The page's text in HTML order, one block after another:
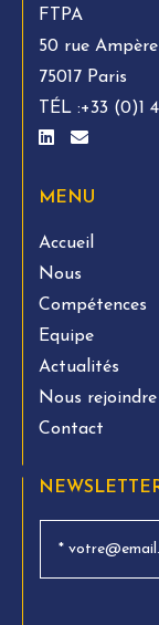
FTPA
50 rue Ampère
75017 Paris
TÉL :+33 (0)1
MENU
Accueil
Nous
Compétences
Equipe
Actualités
Nous rejoindre
Contact